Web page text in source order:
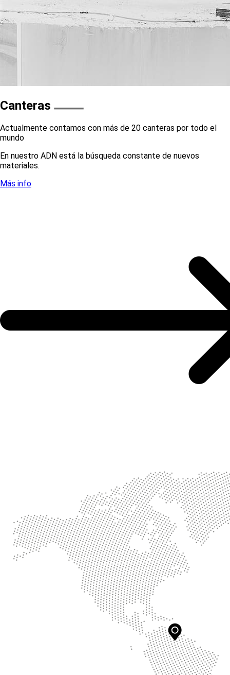
Canteras
Actualmente contamos con más de 20 canteras por todo el
mundo
En nuestro ADN está la búsqueda constante de nuevos
materiales.
Más info